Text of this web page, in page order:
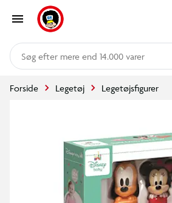
mere end 14.000 varer
Forside Legetøj Legetøjsfigurer